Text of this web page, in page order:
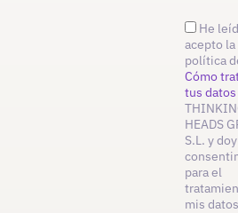
He
acepto la
política
Cómo
tus datos
HEADS
S.L. y
para el
mis datos